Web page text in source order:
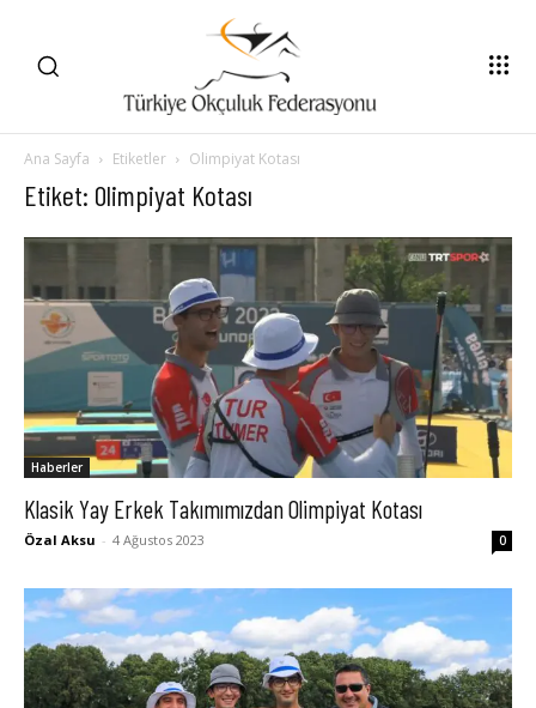
Ana Sayfa Etiketler Olimpiyat Kotası
Etiket: Olimpiyat Kotası
Haberler
Klasik Yay Erkek Takımımızdan Olimpiyat Kotası
Özal Aksu - 4 Ağustos 2023 0